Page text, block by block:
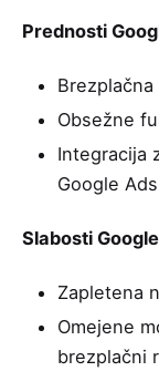
Prednosti
Obsežne
Integracija
Google Ads
Slabosti
Zapletena
Omejene
brezplačni